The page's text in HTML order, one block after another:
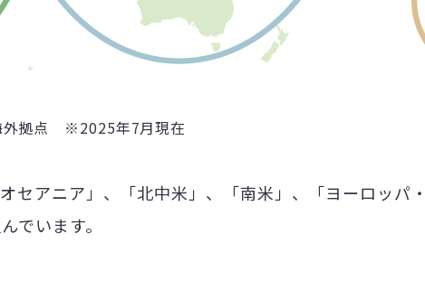
外拠点 ※2025年7月現在
セアニア」、「北中米」、「南米」、「ヨーロッパ
でいます。